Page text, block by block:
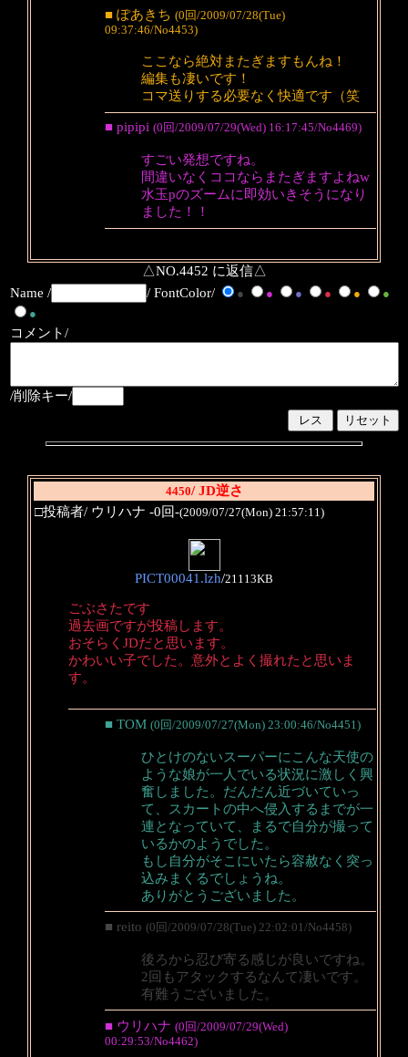
■ ぽあきち (0回/2009/07/28(Tue)
09:37:46/No4453)
ここなら絶対またぎますもんね！
編集も凄いです！
コマ送りする必要なく快適です（笑
■ pipipi (0回/2009/07/29(Wed) 16:17:45/No4469)
すごい発想ですね。
間違いなくココならまたぎますよねw
水玉pのズームに即効いきそうになり
ました！！
△NO.4452 に返信△
Name /
/ FontColor/ ● ● ● ● ●
●
●
コメント/
/削除キー/
4450/ JD逆さ
□投稿者/ ウリハナ -0回-(2009/07/27(Mon) 21:57:11)
PICT00041.lzh/21113KB
ごぶさたです
過去画ですが投稿します。
おそらくJDだと思います。
かわいい子でした。意外とよく撮れたと思いま
す。
■ TOM (0回/2009/07/27(Mon) 23:00:46/No4451)
ひとけのないスーパーにこんな天使の
ような娘が一人でいる状況に激しく興
奮しました。だんだん近づいていっ
て、スカートの中へ侵入するまでが一
連となっていて、まるで自分が撮って
いるかのようでした。
もし自分がそこにいたら容赦なく突っ
込みまくるでしょうね。
ありがとうございました。
■ reito (0回/2009/07/28(Tue) 22:02:01/No4458)
後ろから忍び寄る感じが良いですね。
2回もアタックするなんて凄いです。
有難うございました。
■ ウリハナ (0回/2009/07/29(Wed)
00:29:53/No4462)